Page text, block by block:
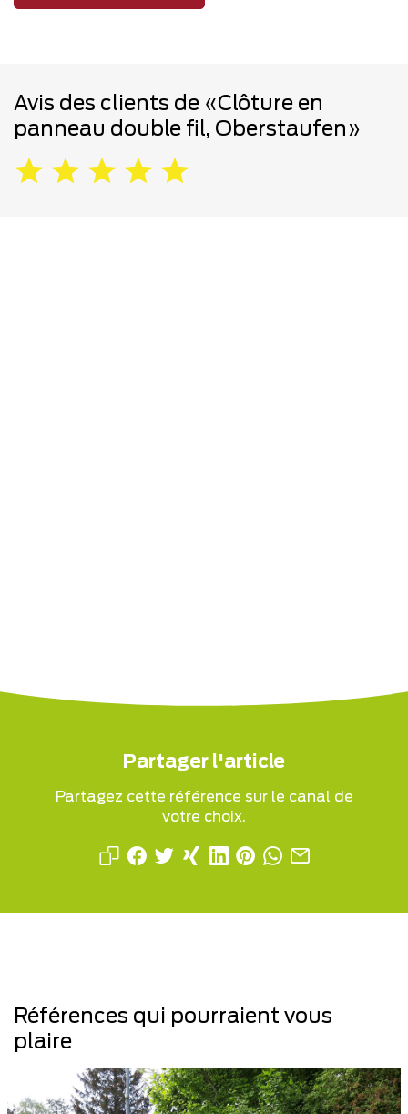
Avis des clients de «Clôture en
panneau double fil, Oberstaufen»
Partager l'article
Partagez cette référence sur le canal de
votre choix.
Références qui pourraient vous
plaire